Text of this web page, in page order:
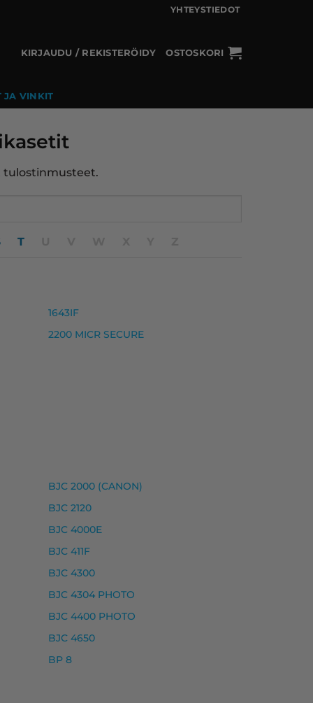
YHTEYSTIEDOT
KIRJAUDU / REKISTERÖIDY OSTOSKORI
JA VINKIT
tulostinmusteet.
T
SENSYS LBP-312 X, I-SENSYS MF 520 SERIES, I-
6700 SERIES, I-SENSYS LBP-6780 DN, I-SENSYS
1643IF
2200 MICR SECURE
BJC 2000 (CANON)
BJC 2120
BJC 4000E
BJC 411F
BJC 4300
BJC 4304 PHOTO
BJC 4400 PHOTO
BJC 4650
BP 8